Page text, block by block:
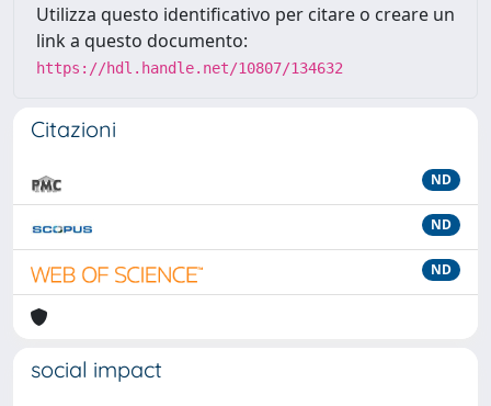
Utilizza questo identificativo per citare o creare un
link a questo documento:
https://hdl.handle.net/10807/134632
Citazioni
ND
ND
ND
social impact